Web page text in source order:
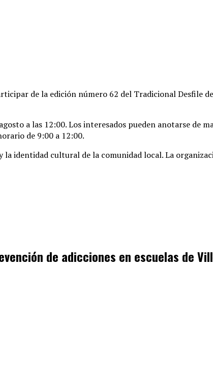
de la edición número 62 del Tradicional Desfile
a las 12:00. Los interesados pueden anotarse de
de 9:00 a 12:00.
la identidad cultural de la comunidad local. La
de adicciones en escuelas de